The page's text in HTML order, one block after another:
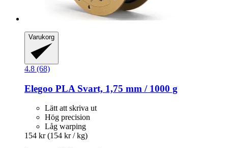
Varukorg
4.8 (68)
Elegoo PLA Svart, 1,75 mm / 1000 g
Lätt att skriva ut
Hög precision
Låg warping
154 kr (154 kr / kg)